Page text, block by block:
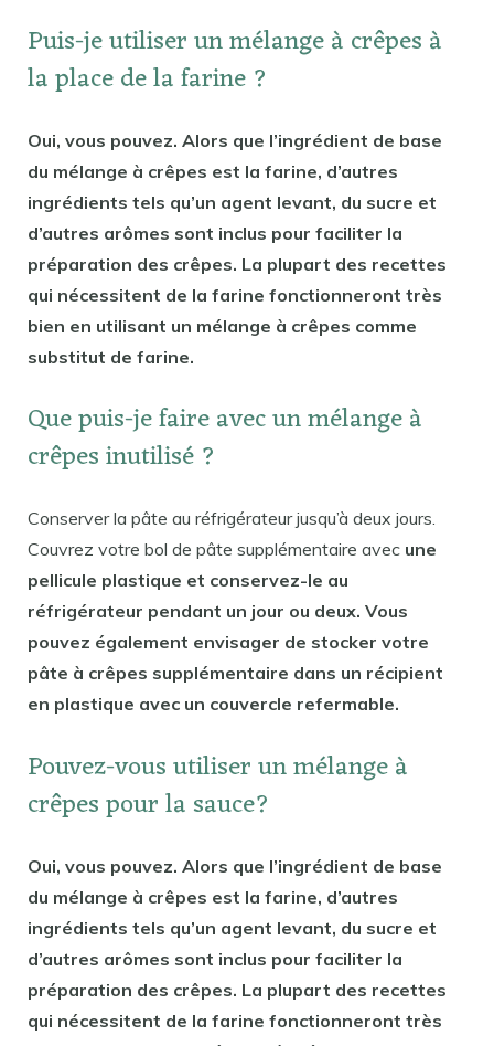
Puis-je utiliser un mélange à crêpes à
la place de la farine ?
Oui, vous pouvez. Alors que l’ingrédient de base
du mélange à crêpes est la farine, d’autres
ingrédients tels qu’un agent levant, du sucre et
d’autres arômes sont inclus pour faciliter la
préparation des crêpes. La plupart des recettes
qui nécessitent de la farine fonctionneront très
bien en utilisant un mélange à crêpes comme
substitut de farine.
Que puis-je faire avec un mélange à
crêpes inutilisé ?
Conserver la pâte au réfrigérateur jusqu’à deux jours.
Couvrez votre bol de pâte supplémentaire avec une
pellicule plastique et conservez-le au
réfrigérateur pendant un jour ou deux. Vous
pouvez également envisager de stocker votre
pâte à crêpes supplémentaire dans un récipient
en plastique avec un couvercle refermable.
Pouvez-vous utiliser un mélange à
crêpes pour la sauce?
Oui, vous pouvez. Alors que l’ingrédient de base
du mélange à crêpes est la farine, d’autres
ingrédients tels qu’un agent levant, du sucre et
d’autres arômes sont inclus pour faciliter la
préparation des crêpes. La plupart des recettes
qui nécessitent de la farine fonctionneront très